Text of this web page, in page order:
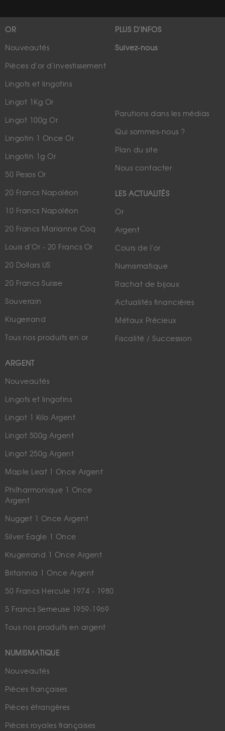
OR
Nouveautés
Pièces d'or d'investissement
Lingots et lingotins
Lingot 1Kg Or
Lingot 100g Or
Lingotin 1 Once Or
Lingotin 1g Or
50 Pesos Or
20 Francs Napoléon
10 Francs Napoléon
20 Francs Marianne Coq
Louis d'Or - 20 Francs Or
20 Dollars US
20 Francs Suisse
Souverain
Krugerrand
Tous nos produits en or
ARGENT
Nouveautés
Lingots et lingotins
Lingot 1 Kilo Argent
Lingot 500g Argent
Lingot 250g Argent
Maple Leaf 1 Once Argent
Philharmonique 1 Once
Argent
Nugget 1 Once Argent
Silver Eagle 1 Once
Krugerrand 1 Once Argent
Britannia 1 Once Argent
50 Francs Hercule 1974 - 1980
5 Francs Semeuse 1959-1969
Tous nos produits en argent
NUMISMATIQUE
Nouveautés
Pièces françaises
Pièces étrangères
Pièces royales françaises
PLUS D'INFOS
Suivez-nous
Parutions dans les médias
Qui sommes-nous ?
Plan du site
Nous contacter
LES ACTUALITÉS
Or
Argent
Cours de l'or
Numismatique
Rachat de bijoux
Actualités financières
Métaux Précieux
Fiscalité / Succession